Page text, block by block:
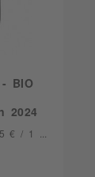
BIO
2024
/ 1 Liter)